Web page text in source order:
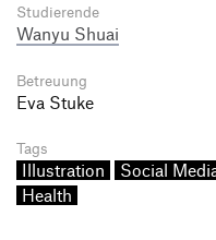
Studierende
Wanyu Shuai
Betreuung
Eva Stuke
Tags
Illustration Social
Health